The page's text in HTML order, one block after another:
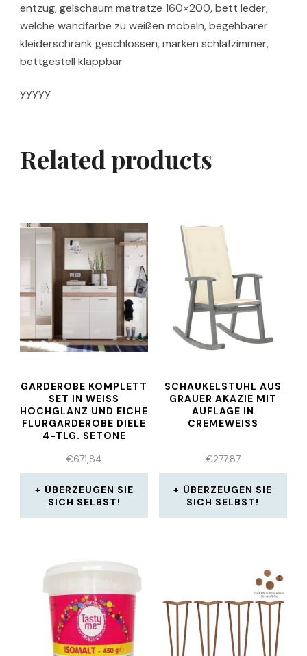
entzug, gelschaum matratze 160×200, bett leder,
welche wandfarbe zu weißen möbeln, begehbarer
kleiderschrank geschlossen, marken schlafzimmer,
bettgestell klappbar
yyyyy
Related products
GARDEROBE KOMPLETT
SET IN WEISS H
OCHGLANZ UND EICHE F
LURGARDEROBE DIELE 4
-TLG. SETONE
€671,84
ÜBERZEUGEN SIE
SICH SELBST!
SCHAUKELSTUHL AUS
GRAUER AKAZIE MIT
AUFLAGE IN
CREMEWEISS
€277,87
ÜBERZEUGEN SIE
SICH SELBST!